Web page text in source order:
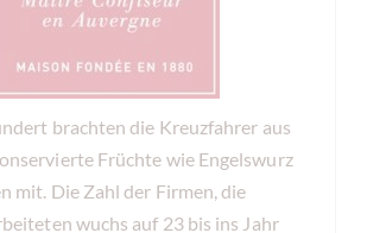
brachten die Kreuzfahrer aus
Früchte wie Engelswurz
mit. Die Zahl der Firmen, die
wuchs auf 23 bis ins Jahr